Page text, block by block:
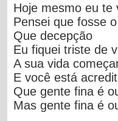
Hoje mesmo eu te
Pensei que fosse
Que decepção
Eu fiquei triste de
A sua vida
E você está
Que gente fina é
Mas gente fina é